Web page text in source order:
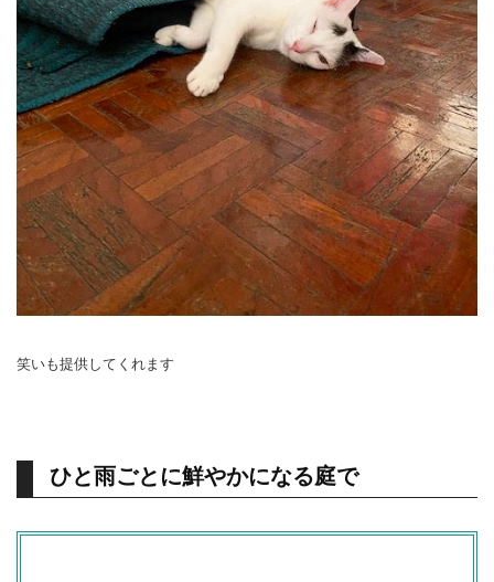
笑いも提供してくれます
ひと雨ごとに鮮やかになる庭で